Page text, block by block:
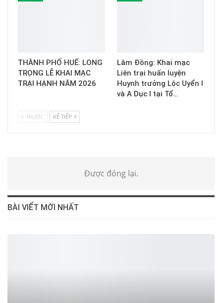
THÀNH PHỐ HUẾ: LONG
TRỌNG LỄ KHAI MẠC
TRẠI HẠNH NĂM 2026
Lâm Đồng: Khai mạc
Liên trại huấn luyện
Huynh trưởng Lộc Uyển I
và A Dục I tại Tổ…
TRƯỚC KẾ TIẾP
Được đóng lại.
BÀI VIỂT MỚI NHẤT